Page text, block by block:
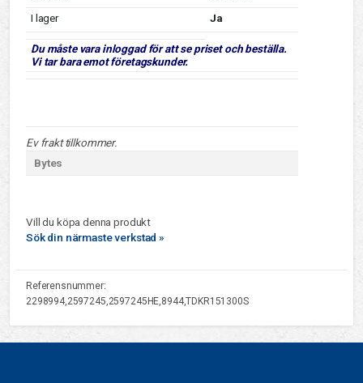
I lager
Ja
Du måste vara inloggad för att se priset och beställa.
Vi tar bara emot företagskunder.
Ev frakt tillkommer.
Bytes
Vill du köpa denna produkt
Sök din närmaste verkstad »
Referensnummer:
2298994,2597245,2597245HE,8944,TDKR151300S